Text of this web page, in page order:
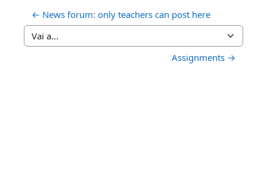
← News forum: only teachers can post here
Vai a...
Assignments →